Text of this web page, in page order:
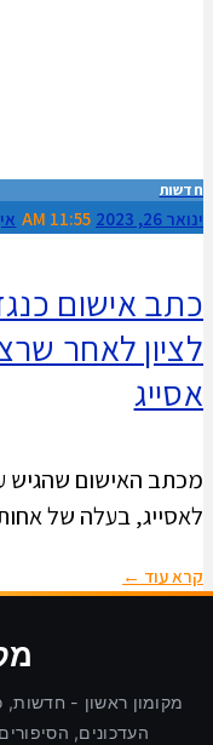
חדשות
ינואר 26, 2023 11:55 AM
לציון לאחר
אסייג
מכתב האישום שהגיש
לאסייג, בעלה של
קרא עוד ←
מקומון ראשון - חדשות,
העדכונים,